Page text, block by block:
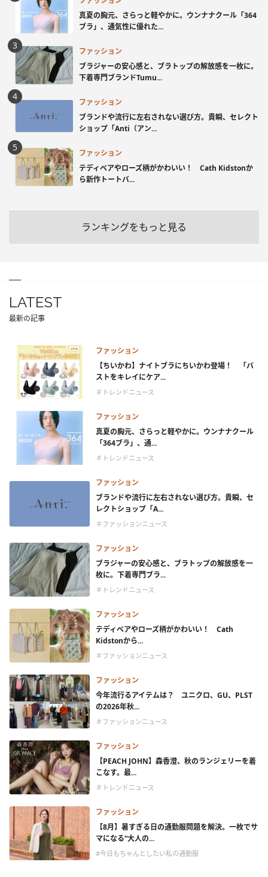
真夏の胸元、さらっと軽やかに。ウンナナクール「364
ブラ」、通気性に優れた...
ファッション
ブラジャーの安心感と、ブラトップの解放感を一枚に。
下着専門ブランドTumu...
ファッション
ブランドや流行に左右されない選び方。貴瞬、セレクト
ショップ「Anti（アン...
ファッション
テディベアやローズ柄がかわいい！ Cath Kidstonか
ら新作トートバ...
ランキングをもっと見る
LATEST
最新の記事
ファッション
【ちいかわ】ナイトブラにちいかわ登場！ 「バ
ストをキレイにケア...
＃トレンドニュース
ファッション
真夏の胸元、さらっと軽やかに。ウンナナクール
「364ブラ」、通...
＃トレンドニュース
ファッション
ブランドや流行に左右されない選び方。貴瞬、セ
レクトショップ「A...
＃ファッションニュース
ファッション
ブラジャーの安心感と、ブラトップの解放感を一
枚に。下着専門ブラ...
＃トレンドニュース
ファッション
テディベアやローズ柄がかわいい！ Cath
Kidstonから...
＃ファッションニュース
ファッション
今年流行るアイテムは？ ユニクロ、GU、PLST
の2026年秋...
＃ファッションニュース
ファッション
【PEACH JOHN】森香澄、秋のランジェリーを着
こなす。最...
＃トレンドニュース
ファッション
【8月】暑すぎる日の通勤服問題を解決。一枚でサ
マになる“大人の...
#今日もちゃんとしたい私の通勤服